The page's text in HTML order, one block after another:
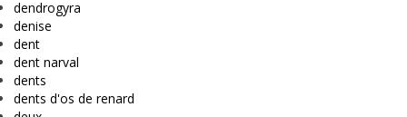
dendrogyra
denise
dent
dent narval
dents
dents d'os de renard